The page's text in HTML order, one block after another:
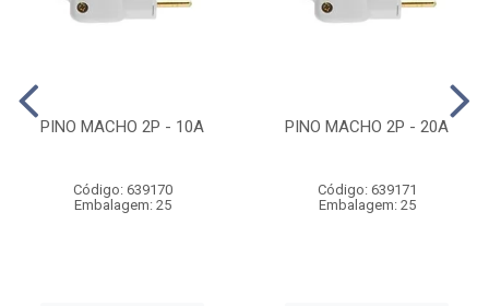
PINO MACHO 2P - 10A
Código: 639170
Embalagem: 25
PINO MACHO 2P - 20A
Código: 639171
Embalagem: 25